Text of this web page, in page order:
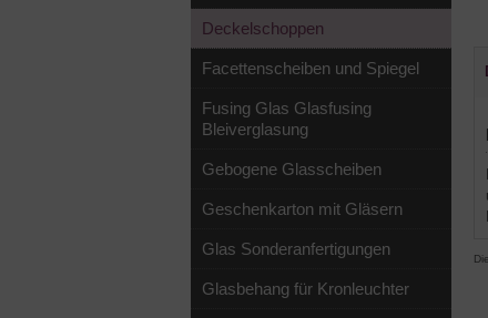
Deckelschoppen
Facettenscheiben und Spiegel
Fusing Glas Glasfusing
Bleiverglasung
Gebogene Glasscheiben
Geschenkarton mit Gläsern
Glas Sonderanfertigungen
Glasbehang für Kronleuchter